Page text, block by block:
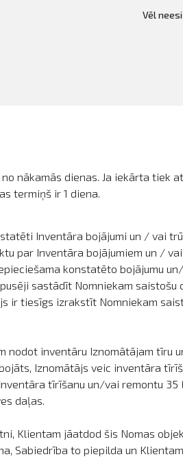
Vēl
nākamās dienas. Ja iekārta tiek
termiņš ir 1 diena.
Inventāra bojājumi un / vai
par Inventāra bojājumiem un /
konstatēto bojājumu
sastādīt Nomniekam
ir tiesīgs izrakstīt Nomniekam
nodot inventāru Iznomātājam tīru
Iznomātājs veic inventāra
tīrīšanu un/vai remontu 35
daļas.
Klientam jāatdod šis Nomas
Sabiedrība to piepilda un